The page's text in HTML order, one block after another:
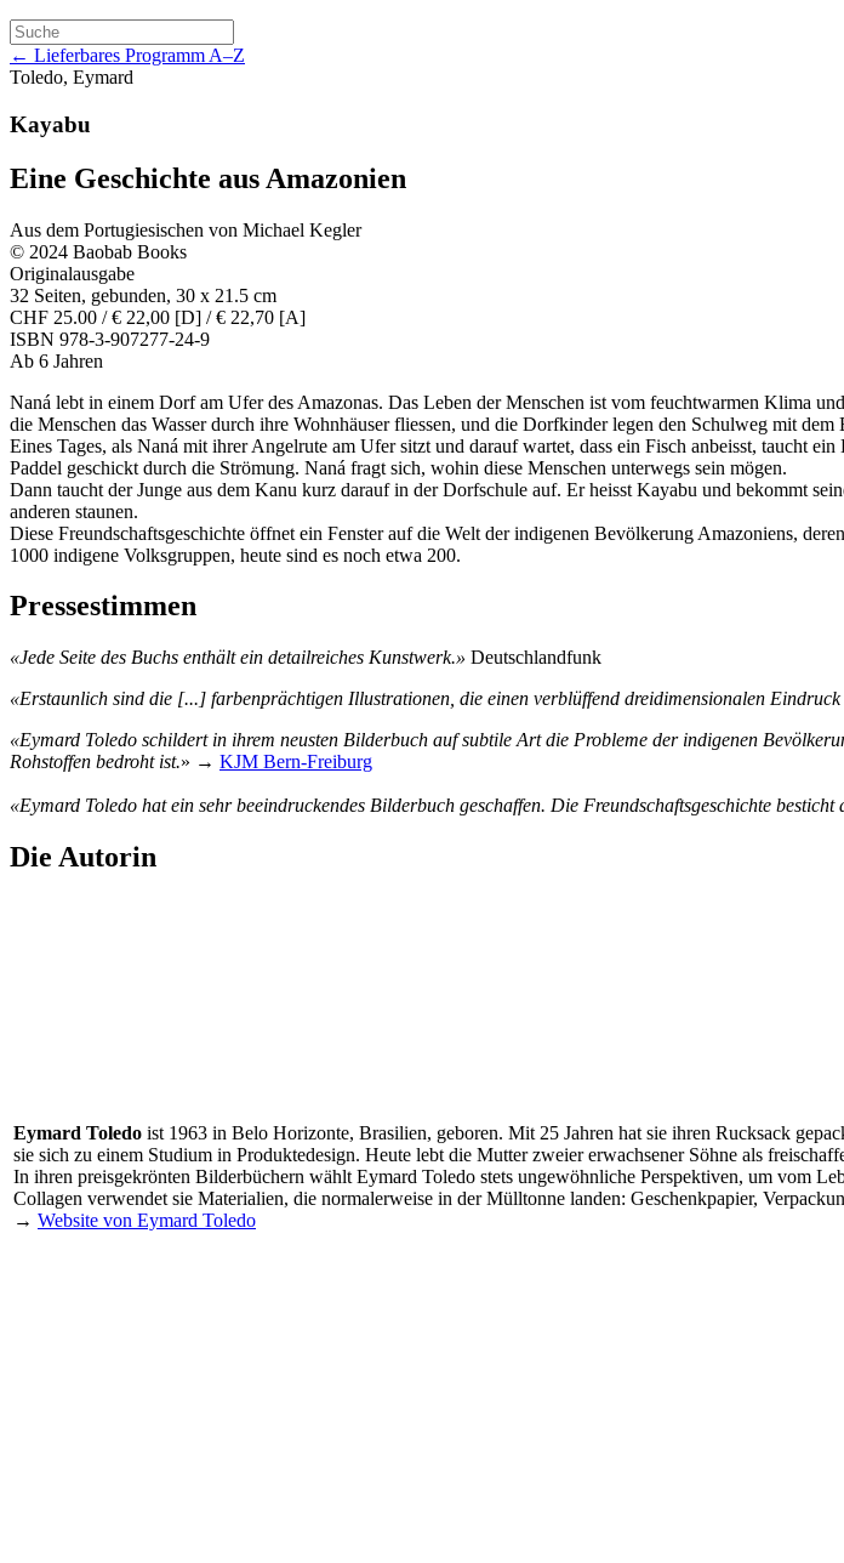
← Lieferbares Programm A–Z
Toledo, Eymard
Kayabu
Eine Geschichte aus Amazonien
Aus dem Portugiesischen von Michael Kegler
© 2024 Baobab Books
Originalausgabe
32 Seiten, gebunden, 30 x 21.5 cm
CHF 25.00 / € 22,00 [D] / € 22,70 [A]
ISBN 978-3-907277-24-9
Ab 6 Jahren
Naná lebt in einem Dorf am Ufer des Amazonas. Das Leben der Menschen ist vom feuchtwarmen Klima
die Menschen das Wasser durch ihre Wohnhäuser fliessen, und die Dorfkinder legen den Schulweg mit dem
Eines Tages, als Naná mit ihrer Angelrute am Ufer sitzt und darauf wartet, dass ein Fisch anbeisst, taucht
Paddel geschickt durch die Strömung. Naná fragt sich, wohin diese Menschen unterwegs sein mögen.
Dann taucht der Junge aus dem Kanu kurz darauf in der Dorfschule auf. Er heisst Kayabu und bekommt
anderen staunen.
Diese Freundschaftsgeschichte öffnet ein Fenster auf die Welt der indigenen Bevölkerung Amazoniens,
1000 indigene Volksgruppen, heute sind es noch etwa 200.
Pressestimmen
«Jede Seite des Buchs enthält ein detailreiches Kunstwerk.» Deutschlandfunk
«Erstaunlich sind die [...] farbenprächtigen Illustrationen, die einen verblüffend dreidimensionalen Eindruck
«Eymard Toledo schildert in ihrem neusten Bilderbuch auf subtile Art die Probleme der indigenen
Rohstoffen bedroht ist.» → KJM Bern-Freiburg
«Eymard Toledo hat ein sehr beeindruckendes Bilderbuch geschaffen. Die Freundschaftsgeschichte
Die Autorin
Eymard Toledo ist 1963 in Belo Horizonte, Brasilien, geboren. Mit 25 Jahren hat sie ihren Rucksack
sie sich zu einem Studium in Produktedesign. Heute lebt die Mutter zweier erwachsener Söhne als
In ihren preisgekrönten Bilderbüchern wählt Eymard Toledo stets ungewöhnliche Perspektiven, um vom
Collagen verwendet sie Materialien, die normalerweise in der Mülltonne landen: Geschenkpapier,
→ Website von Eymard Toledo